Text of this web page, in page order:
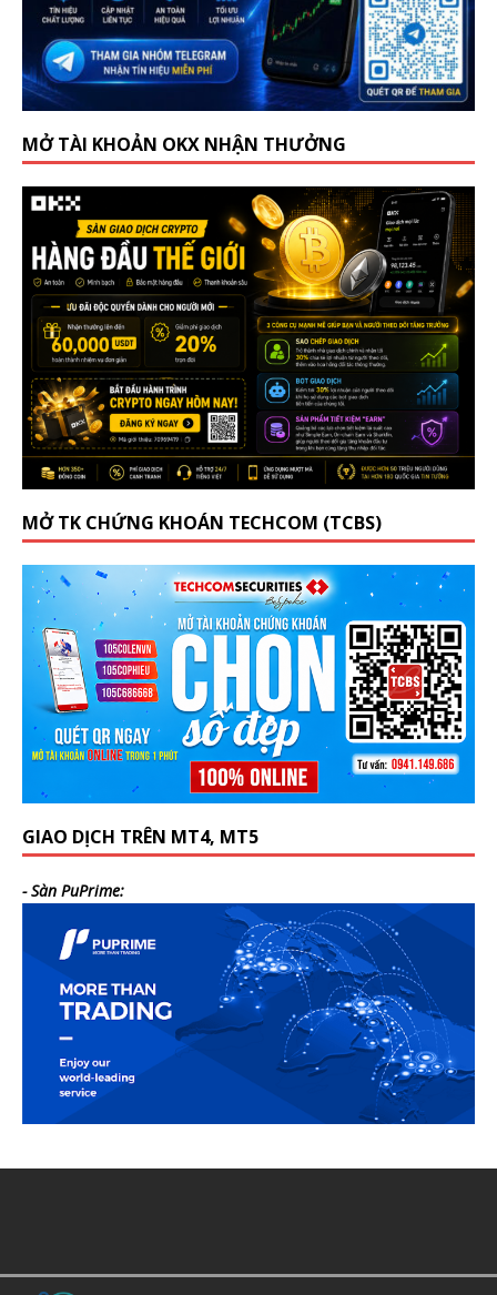
MỞ TÀI KHOẢN OKX NHẬN THƯỞNG
MỞ TK CHỨNG KHOÁN TECHCOM (TCBS)
GIAO DỊCH TRÊN MT4, MT5
- Sàn PuPrime: